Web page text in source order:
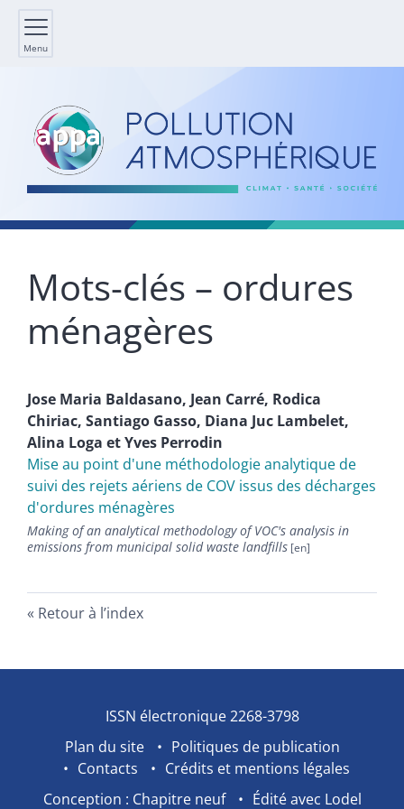
Menu
Mots-clés – ordures
ménagères
Jose Maria Baldasano, Jean Carré, Rodica
Chiriac, Santiago Gasso, Diana Juc Lambelet,
Alina Loga etYves Perrodin
Mise au point d'une méthodologie analytique de
suivi des rejets aériens de COV issus des décharges
d'ordures ménagères
Making of an analytical methodology of VOC's analysis in
emissions from municipal solid waste landfills
Retour à l’index
ISSN électronique 2268-3798
Plan du site
Politiques de publication
Contacts
Crédits et mentions légales
Conception : Chapitre neuf
Édité avec Lodel